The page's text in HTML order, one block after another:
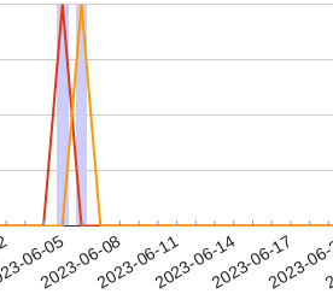
06-05
2023-06-082023-06-112023-06-142023-06-17
2023-